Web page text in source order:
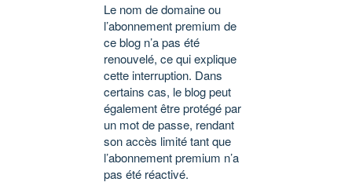
Le nom de domaine ou
l’abonnement premium de
ce blog n’a pas été
renouvelé, ce qui explique
cette interruption. Dans
certains cas, le blog peut
également être protégé par
un mot de passe, rendant
son accès limité tant que
l’abonnement premium n’a
pas été réactivé.